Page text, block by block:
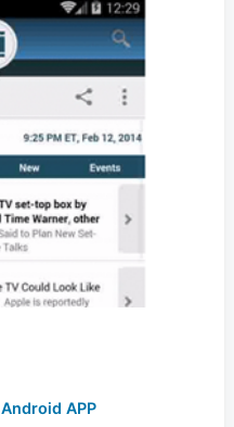
Android APP